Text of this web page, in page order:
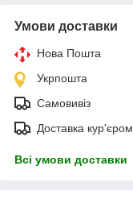
Умови доставки
Нова Пошта
Укрпошта
Самовивіз
Доставка кур'єром
Всі умови доставки